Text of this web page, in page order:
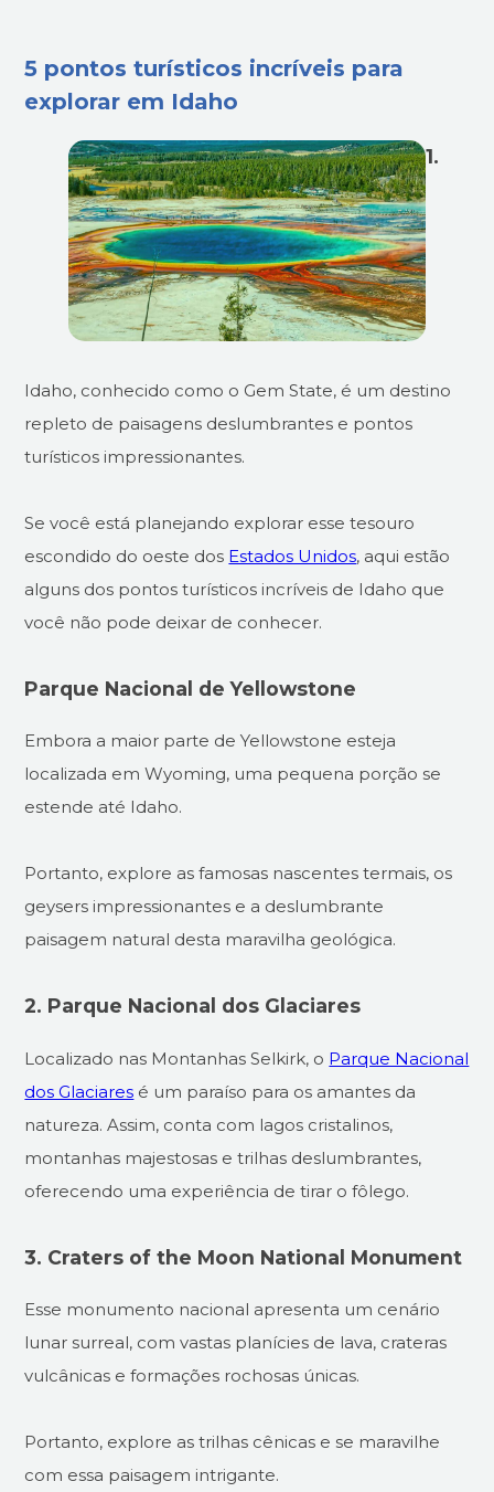
5 pontos turísticos incríveis para
explorar em Idaho
Idaho, conhecido como o Gem State, é um destino
repleto de paisagens deslumbrantes e pontos
turísticos impressionantes.
Se você está planejando explorar esse tesouro
escondido do oeste dos Estados Unidos, aqui estão
alguns dos pontos turísticos incríveis de Idaho que
você não pode deixar de conhecer.
1.
Parque Nacional de Yellowstone
Embora a maior parte de Yellowstone esteja
localizada em Wyoming, uma pequena porção se
estende até Idaho.
Portanto, explore as famosas nascentes termais, os
geysers impressionantes e a deslumbrante
paisagem natural desta maravilha geológica.
2. Parque Nacional dos Glaciares
Localizado nas Montanhas Selkirk, o Parque Nacional
dos Glaciares é um paraíso para os amantes da
natureza. Assim, conta com lagos cristalinos,
montanhas majestosas e trilhas deslumbrantes,
oferecendo uma experiência de tirar o fôlego.
3. Craters of the Moon National Monument
Esse monumento nacional apresenta um cenário
lunar surreal, com vastas planícies de lava, crateras
vulcânicas e formações rochosas únicas.
Portanto, explore as trilhas cênicas e se maravilhe
com essa paisagem intrigante.